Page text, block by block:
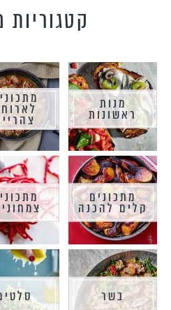
קטגוריות
מנות
ראשונות
מתכונים
קלים להכנה
בשר